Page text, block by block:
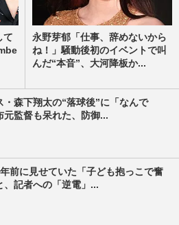
て
永野芽郁「仕事、辞めないから
ね！」騒動後初のイベントで叫
んだ“本音”、大河降板か...
・森下翔太の“落球後”に「なんで
元監督も呆れた、防御...
前に見せていた「子ども抱っこで奮
、記者への「逆電」...